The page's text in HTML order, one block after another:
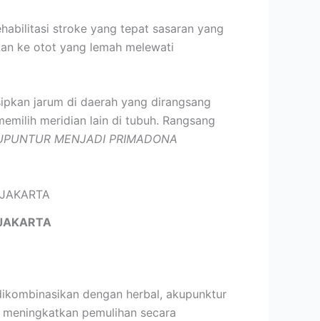
stroke yang tepat sasaran yang
ke otot yang lemah melewati
jarum di daerah yang dirangsang
meridian lain di tubuh. Rangsang
MENJADI PRIMADONA
dengan herbal, akupunktur
pemulihan secara